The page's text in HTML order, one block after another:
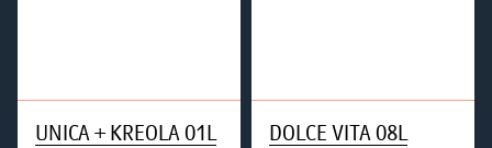
UNICA + KREOLA 01L DOLCE VITA 08L